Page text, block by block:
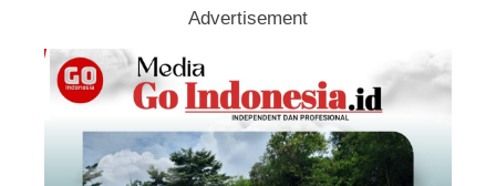
Advertisement